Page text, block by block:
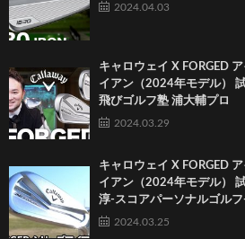
2024.04.03
キャロウェイ X FORGED
イアン（2024年モデル）
飛びゴルフ塾 浦大輔プロ
2024.03.29
キャロウェイ X FORGED
イアン（2024年モデル）
淳-スコアパーソナルゴルフ
2024.03.25